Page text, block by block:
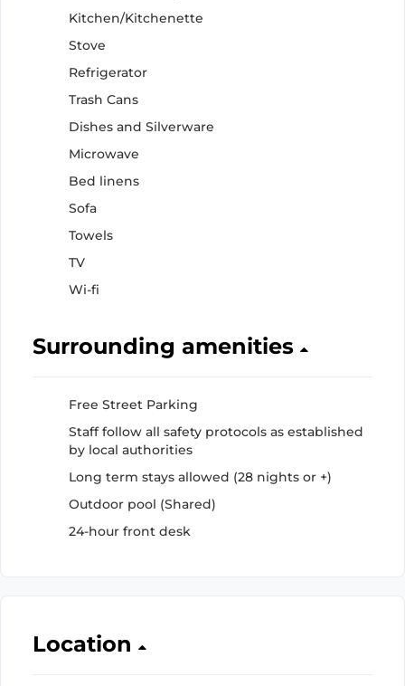
Kitchen/Kitchenette
Stove
Refrigerator
Trash Cans
Dishes and Silverware
Microwave
Bed linens
Sofa
Towels
TV
Wi-fi
Surrounding amenities
Free Street Parking
Staff follow all safety protocols as established
by local authorities
Long term stays allowed (28 nights or +)
Outdoor pool (Shared)
24-hour front desk
Location